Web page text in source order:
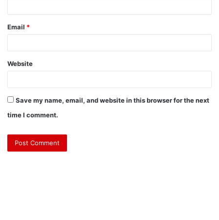
Email *
Website
Save my name, email, and website in this browser for the next
time I comment.